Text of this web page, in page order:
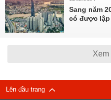
Sang năm
có được lập
Xem
Lên đầu trang